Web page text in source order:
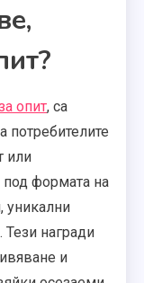
опит, са
потребителите
или
под формата на
уникални
награди
и